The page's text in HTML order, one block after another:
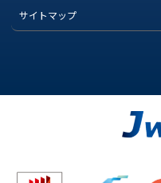
サイトマップ